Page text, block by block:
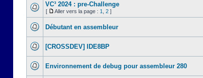
VC³ 2024 : pre-Challenge
[ Aller vers la page : 1 2 ]
Débutant en assembleur
[CROSSDEV] IDE8BP
Environnement de debug pour assembleur 280